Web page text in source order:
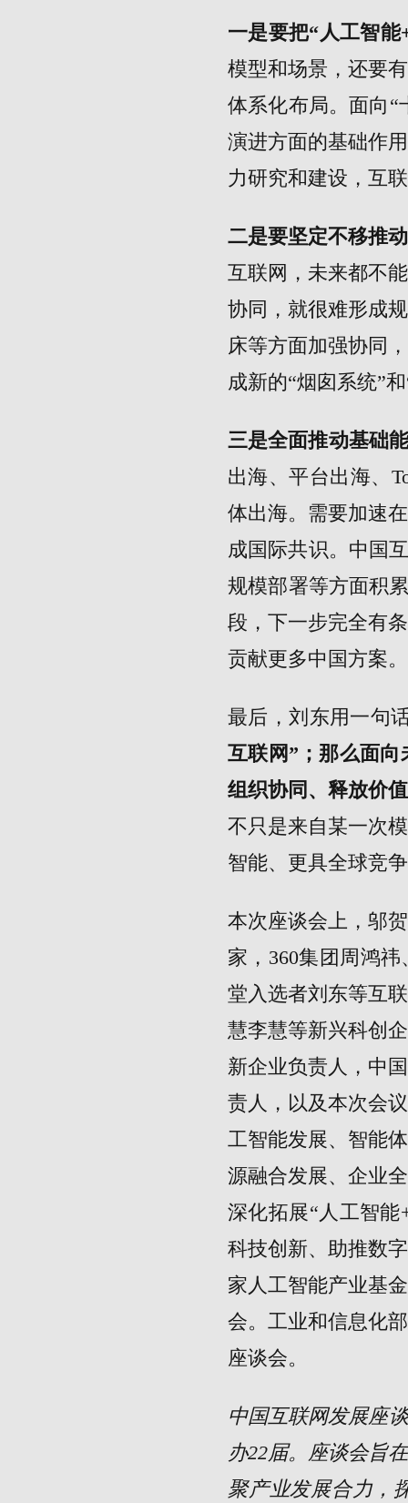
一是要把“人工智
模型和场景，还要
体系化布局。面向“
演进方面的基础作
力研究和建设，互
二是要坚定不移推
互联网，未来都不
协同，就很难形成
床等方面加强协同
成新的“烟囱系统”
三是全面推动基础
出海、平台出海、
体出海。需要加速
成国际共识。中国
规模部署等方面积
段，下一步完全有
贡献更多中国方案。
最后，刘东用一句
互联网”；那么面
组织协同、释放价
不只是来自某一次
智能、更具全球竞
本次座谈会上，邬
家，360集团周鸿
堂入选者刘东等互
慧李慧等新兴科创
新企业负责人，中
责人，以及本次会
工智能发展、智能
源融合发展、企业
深化拓展“人工智
科技创新、助推数
家人工智能产业基
会。工业和信息化
座谈会。
中国互联网发展座
办22届。座谈会旨
聚产业发展合力，